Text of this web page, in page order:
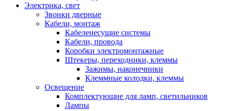
Электрика, свет
Звонки дверные
Кабели, монтаж
Кабеленесущие системы
Кабели, провода
Коробки электромонтажные
Штекеры, переходники, клеммы
Зажимы, наконечники
Клеммные колодки, клеммы
Освещение
Комплектующие для ламп, светильников
Лампы